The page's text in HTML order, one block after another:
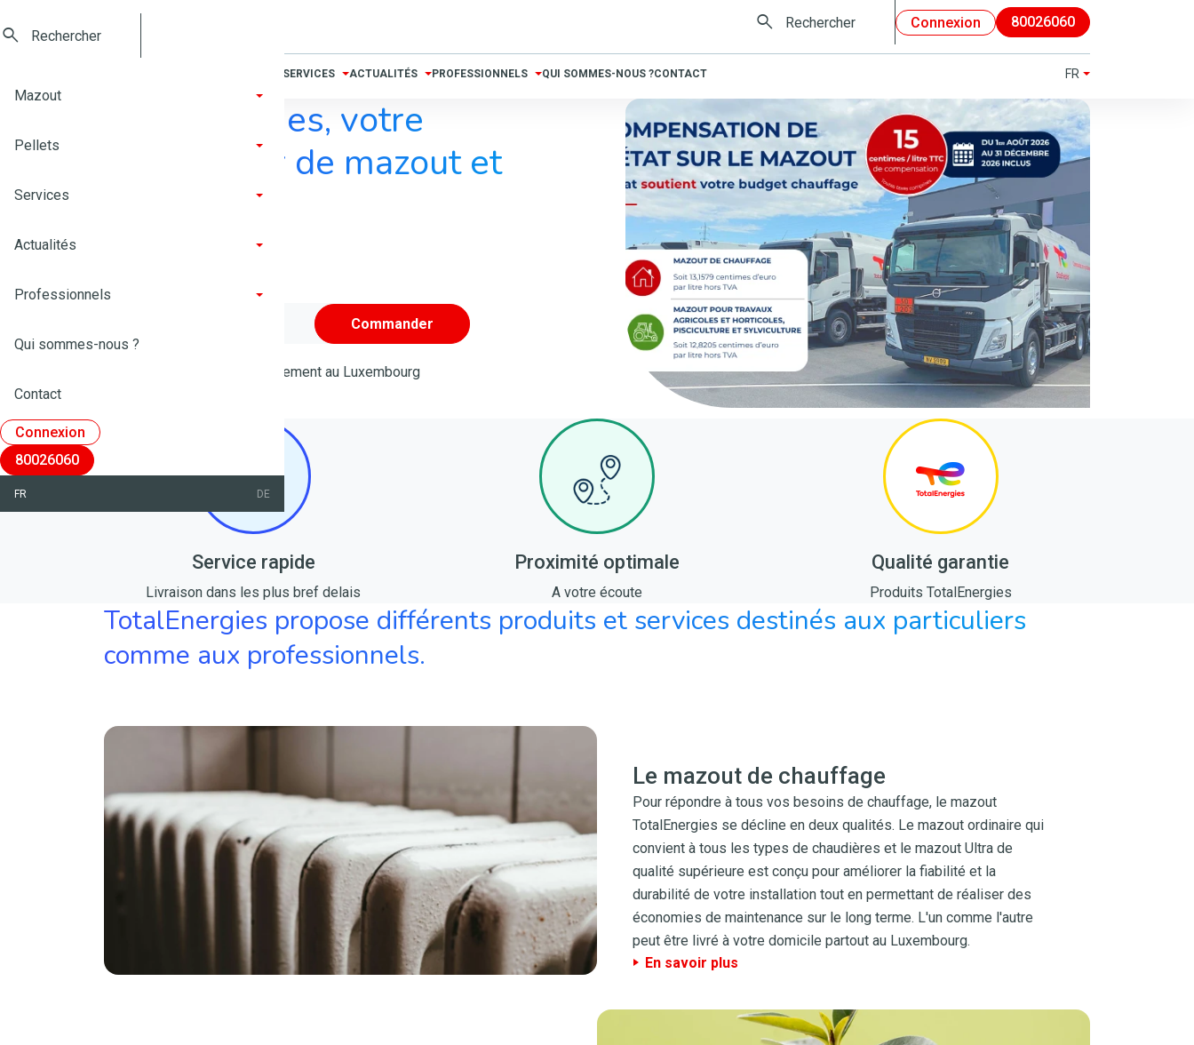
Mazout
Pellets
Services
Actualités
Professionnels
Qui sommes-nous ?
Contact
Connexion
80026060
FR DE
Connexion 80026060
SERVICES ACTUALITÉS PROFESSIONNELS QUI SOMMES-NOUS ?CONTACT FR
TotalEnergies, votre
fournisseur de mazout et
Commander
Livraison et facturation uniquement au Luxembourg
Service rapide
Livraison dans les plus bref delais
Proximité optimale
A votre écoute
Qualité garantie
Produits TotalEnergies
TotalEnergies propose différents produits et services destinés aux particuliers
comme aux professionnels.
Le mazout de chauffage
Pour répondre à tous vos besoins de chauffage, le mazout
TotalEnergies se décline en deux qualités. Le mazout ordinaire qui
convient à tous les types de chaudières et le mazout Ultra de
qualité supérieure est conçu pour améliorer la fiabilité et la
durabilité de votre installation tout en permettant de réaliser des
économies de maintenance sur le long terme. L'un comme l'autre
peut être livré à votre domicile partout au Luxembourg.
En savoir plus